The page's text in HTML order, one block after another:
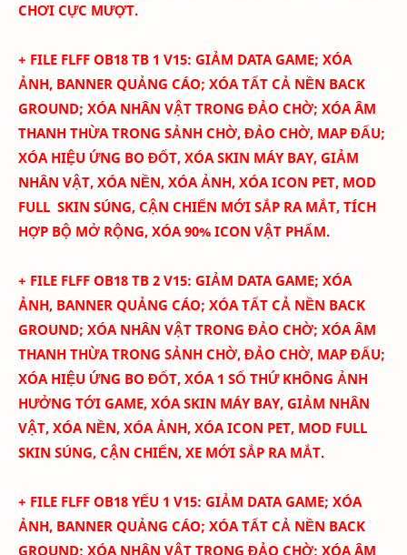
CHƠI CỰC MƯỢT.
+ FILE FLFF OB18 TB 1 V15: GIẢM DATA GAME; XÓA
ẢNH, BANNER QUẢNG CÁO; XÓA TẤT CẢ NỀN BACK
GROUND; XÓA NHÂN VẬT TRONG ĐẢO CHỜ; XÓA ÂM
THANH THỪA TRONG SẢNH CHỜ, ĐẢO CHỜ, MAP ĐẤU;
XÓA HIỆU ỨNG BO ĐỐT, XÓA SKIN MÁY BAY, GIẢM
NHÂN VẬT, XÓA NỀN, XÓA ẢNH, XÓA ICON PET, MOD
FULL SKIN SÚNG, CẬN CHIẾN MỚI SẮP RA MẮT, TÍCH
HỢP BỘ MỞ RỘNG, XÓA 90% ICON VẬT PHẨM.
+ FILE FLFF OB18 TB 2 V15: GIẢM DATA GAME; XÓA
ẢNH, BANNER QUẢNG CÁO; XÓA TẤT CẢ NỀN BACK
GROUND; XÓA NHÂN VẬT TRONG ĐẢO CHỜ; XÓA ÂM
THANH THỪA TRONG SẢNH CHỜ, ĐẢO CHỜ, MAP ĐẤU;
XÓA HIỆU ỨNG BO ĐỐT, XÓA 1 SỐ THỨ KHÔNG ẢNH
HƯỞNG TỚI GAME, XÓA SKIN MÁY BAY, GIẢM NHÂN
VẬT, XÓA NỀN, XÓA ẢNH, XÓA ICON PET, MOD FULL
SKIN SÚNG, CẬN CHIẾN, XE MỚI SẮP RA MẮT.
+ FILE FLFF OB18 YẾU 1 V15: GIẢM DATA GAME; XÓA
ẢNH, BANNER QUẢNG CÁO; XÓA TẤT CẢ NỀN BACK
GROUND; XÓA NHÂN VẬT TRONG ĐẢO CHỜ; XÓA ÂM